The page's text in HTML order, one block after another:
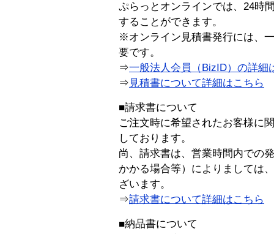
ぷらっとオンラインでは、24時
することができます。
※オンライン見積書発行には、
要です。
⇒一般法人会員（BizID）の詳細
⇒ 見積書について詳細はこちら
■請求書について
ご注文時に希望されたお客様に
しております。
尚、請求書は、営業時間内での
かかる場合等）によりましては
ざいます。
⇒請求書について詳細はこちら
■納品書について